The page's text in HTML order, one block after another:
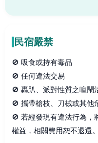
民宿嚴禁
🚫 吸食或持有毒品
🚫 任何違法交易
🚫 轟趴、派對性質之喧鬧
🚫 攜帶槍枝、刀械或其他
🚫 若經發現有違法行為，
權益，相關費用恕不退還。